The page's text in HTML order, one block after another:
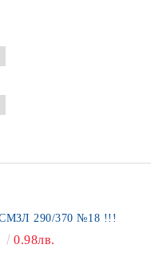
Плик с мехури СМЗЛ 290/370 №18 !!!
0.98лв.